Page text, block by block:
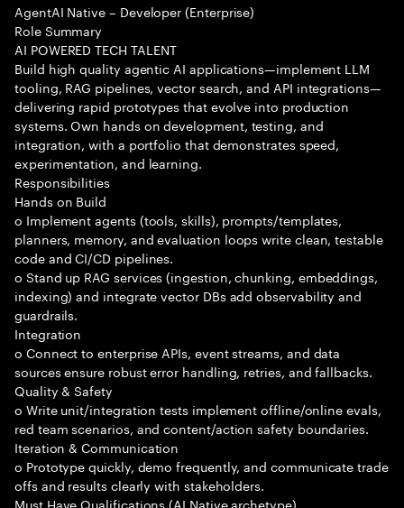
AgentAI Native – Developer (Enterprise)
Role Summary
AI POWERED TECH TALENT
Build high quality agentic AI applications—implement LLM
tooling, RAG pipelines, vector search, and API integrations—
delivering rapid prototypes that evolve into production
systems. Own hands on development, testing, and
integration, with a portfolio that demonstrates speed,
experimentation, and learning.
Responsibilities
Hands on Build
o Implement agents (tools, skills), prompts/templates,
planners, memory, and evaluation loops write clean, testable
code and CI/CD pipelines.
o Stand up RAG services (ingestion, chunking, embeddings,
indexing) and integrate vector DBs add observability and
guardrails.
Integration
o Connect to enterprise APIs, event streams, and data
sources ensure robust error handling, retries, and fallbacks.
Quality & Safety
o Write unit/integration tests implement offline/online evals,
red team scenarios, and content/action safety boundaries.
Iteration & Communication
o Prototype quickly, demo frequently, and communicate trade
offs and results clearly with stakeholders.
Must Have Qualifications (AI Native archetype)